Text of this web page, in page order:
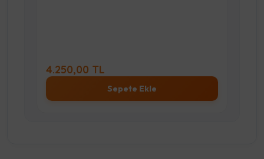
1.990,00 TL